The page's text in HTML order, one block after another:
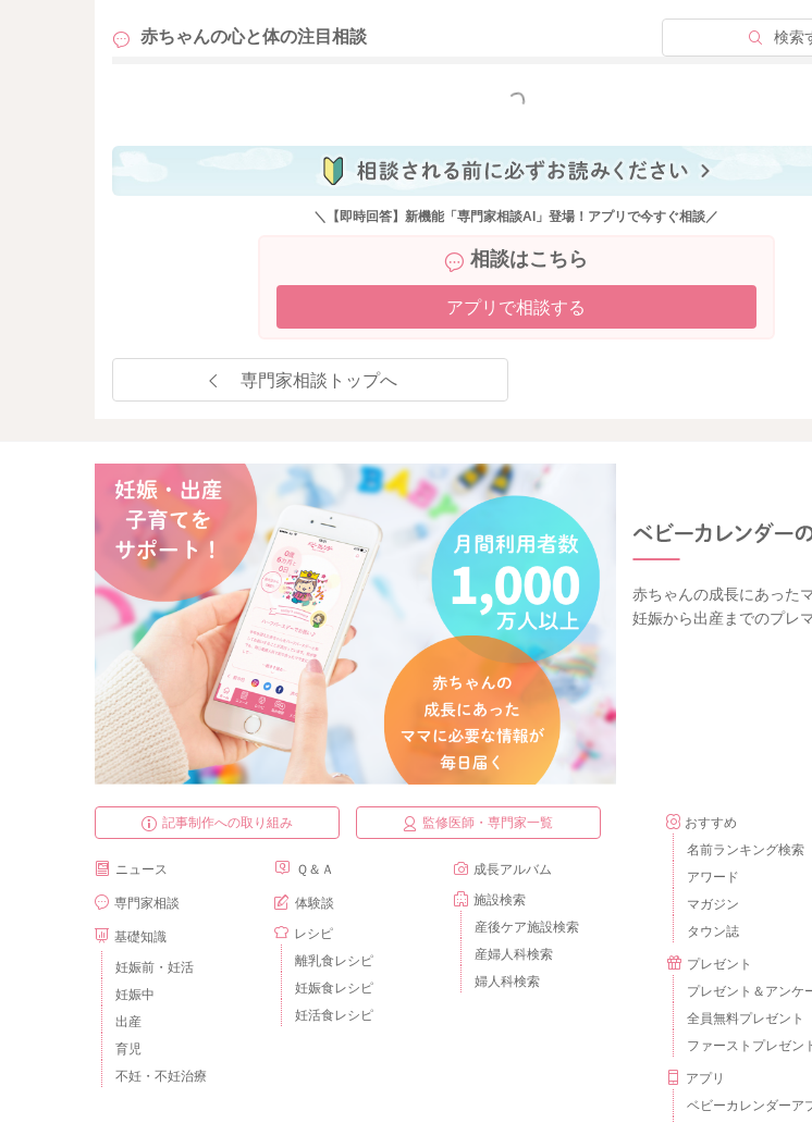
赤ちゃんの心と体の注目相談 検索
もっと見る
＼【即時回答】新機能「専門家相談AI」登場！アプリで今すぐ相談／
相談はこちら
アプリで相談する
専門家相談トップへ
赤ちゃんの成長にあった
妊娠から出産までのプレ
記事制作への取り組み 監修医師・専門家一覧
ニュース
専門家相談
基礎知識
妊娠前・妊活
妊娠中
出産
育児
不妊・不妊治療
Ｑ＆Ａ
体験談
レシピ
離乳食レシピ
妊娠食レシピ
妊活食レシピ
成長アルバム
施設検索
産後ケア施設検索
産婦人科検索
婦人科検索
おすすめ
名前ランキング検索
アワード
マガジン
タウン誌
プレゼント
プレゼント＆アンケ
全員無料プレゼント
ファーストプレゼン
アプリ
ベビーカレンダーア